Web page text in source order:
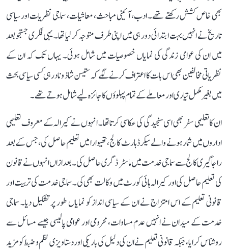
بھی خاص کشش رکھتے تھے۔ ادب، آئینی مباحث، معاشیات، سماجی نظریات اور سیاسی
تاریخ نے انہیں بہت ابتدائی دور ہی میں اپنی طرف متوجہ کر لیا تھا۔ یہی فکری جستجو بعد
میں ان کی عوامی زندگی کی نمایاں خصوصیات میں شامل ہوئی۔ یہاں تک کہ ان کے
نظریاتی مخالفین بھی اس بات کا اعتراف کرنے لگے کہ ستیسن شاذ و نادر ہی کسی سیاسی بحث
میں بغیر مکمل تیاری اور معاملے کے تمام پہلوؤں کا جائزہ لیے شامل ہوتے تھے۔
ان کا تعلیمی سفر بھی اسی سنجیدگی کی عکاسی کرتا تھا۔ انہوں نے کیرالہ کے معروف تعلیمی
اداروں میں شمار ہونے والے سیکرڈ ہارٹ کالج، تھیوارا میں تعلیم حاصل کی، جس کے بعد
راجاگیری کالج سے سماجی خدمت میں ماسٹر ڈگری حاصل کی۔ بعد ازاں انہوں نے قانون
کی تعلیم حاصل کی اور کیرالہ ہائی کورٹ میں وکالت بھی کی۔ سماجی خدمت کی تربیت اور
قانونی تعلیم کے اس امتزاج نے ان کے سیاسی انداز کو نمایاں طور پر تشکیل دیا۔ سماجی
خدمت کے میدان نے انہیں عدم مساوات، محرومی اور عوامی پالیسی جیسے مسائل سے
روشناس کرایا، جبکہ قانونی تعلیم نے ان کی دلیل کی باریکی اور دستاویزی نظم و ضبط کو مزید